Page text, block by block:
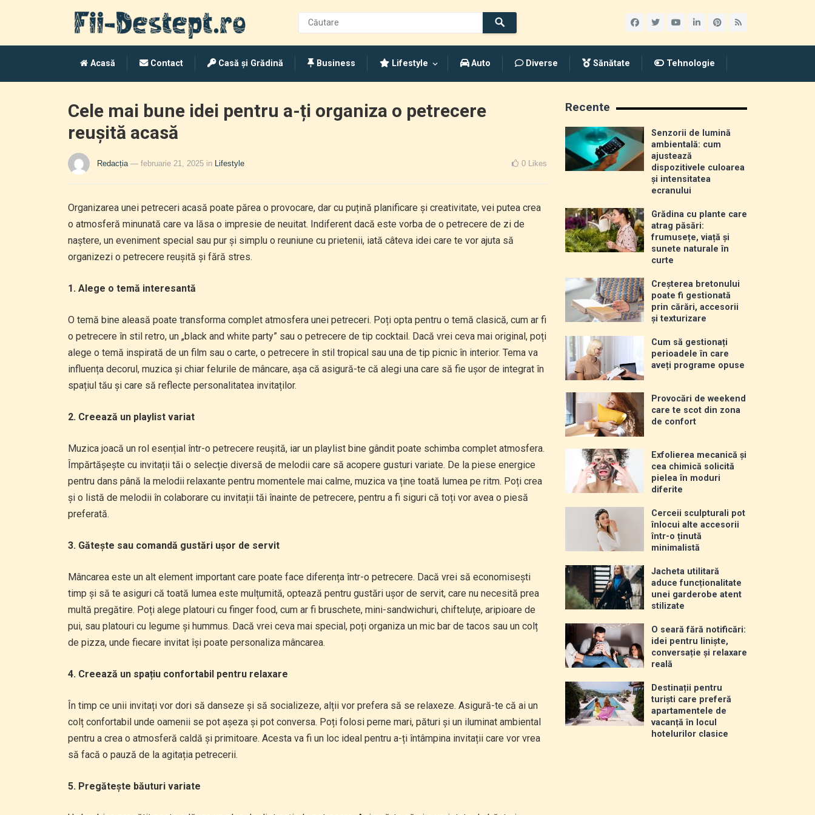
Acasă Contact Casă și Grădină Business Lifestyle Auto Diverse Sănătate Tehnologie
Cele mai bune idei pentru a-ți organiza o petrecere
reușită acasă
Redacția — februarie 21, 2025 in Lifestyle 0 Likes
Organizarea unei petreceri acasă poate părea o provocare, dar cu puțină planificare și creativitate, vei putea crea
o atmosferă minunată care va lăsa o impresie de neuitat. Indiferent dacă este vorba de o petrecere de zi de
naștere, un eveniment special sau pur și simplu o reuniune cu prietenii, iată câteva idei care te vor ajuta să
organizezi o petrecere reușită și fără stres.
1. Alege o temă interesantă
O temă bine aleasă poate transforma complet atmosfera unei petreceri. Poți opta pentru o temă clasică, cum ar fi
o petrecere în stil retro, un „black and white party” sau o petrecere de tip cocktail. Dacă vrei ceva mai original, poți
alege o temă inspirată de un film sau o carte, o petrecere în stil tropical sau una de tip picnic în interior. Tema va
influența decorul, muzica și chiar felurile de mâncare, așa că asigură-te că alegi una care să fie ușor de integrat în
spațiul tău și care să reflecte personalitatea invitaților.
2. Creează un playlist variat
Muzica joacă un rol esențial într-o petrecere reușită, iar un playlist bine gândit poate schimba complet atmosfera.
Împărtășește cu invitații tăi o selecție diversă de melodii care să acopere gusturi variate. De la piese energice
pentru dans până la melodii relaxante pentru momentele mai calme, muzica va ține toată lumea pe ritm. Poți crea
și o listă de melodii în colaborare cu invitații tăi înainte de petrecere, pentru a fi siguri că toți vor avea o piesă
preferată.
3. Gătește sau comandă gustări ușor de servit
Mâncarea este un alt element important care poate face diferența într-o petrecere. Dacă vrei să economisești
timp și să te asiguri că toată lumea este mulțumită, optează pentru gustări ușor de servit, care nu necesită prea
multă pregătire. Poți alege platouri cu finger food, cum ar fi bruschete, mini-sandwichuri, chifteluțe, aripioare de
pui, sau platouri cu legume și hummus. Dacă vrei ceva mai special, poți organiza un mic bar de tacos sau un colț
de pizza, unde fiecare invitat își poate personaliza mâncarea.
4. Creează un spațiu confortabil pentru relaxare
În timp ce unii invitați vor dori să danseze și să socializeze, alții vor prefera să se relaxeze. Asigură-te că ai un
colț confortabil unde oamenii se pot așeza și pot conversa. Poți folosi perne mari, pături și un iluminat ambiental
pentru a crea o atmosferă caldă și primitoare. Acesta va fi un loc ideal pentru a-ți întâmpina invitații care vor vrea
să facă o pauză de la agitația petrecerii.
5. Pregătește băuturi variate
Recente
Senzorii de lumină
ambientală: cum
ajustează
dispozitivele culoarea
și intensitatea
ecranului
Grădina cu plante care
atrag păsări:
frumusețe, viață și
sunete naturale în
curte
Creșterea bretonului
poate fi gestionată
prin cărări, accesorii
și texturizare
Cum să gestionați
perioadele în care
aveți programe opuse
Provocări de weekend
care te scot din zona
de confort
Exfolierea mecanică și
cea chimică solicită
pielea în moduri
diferite
Cerceii sculpturali pot
înlocui alte accesorii
într-o ținută
minimalistă
Jacheta utilitară
aduce funcționalitate
unei garderobe atent
stilizate
O seară fără notificări:
idei pentru liniște,
conversație și relaxare
reală
Destinații pentru
turiști care preferă
apartamentele de
vacanță în locul
hotelurilor clasice